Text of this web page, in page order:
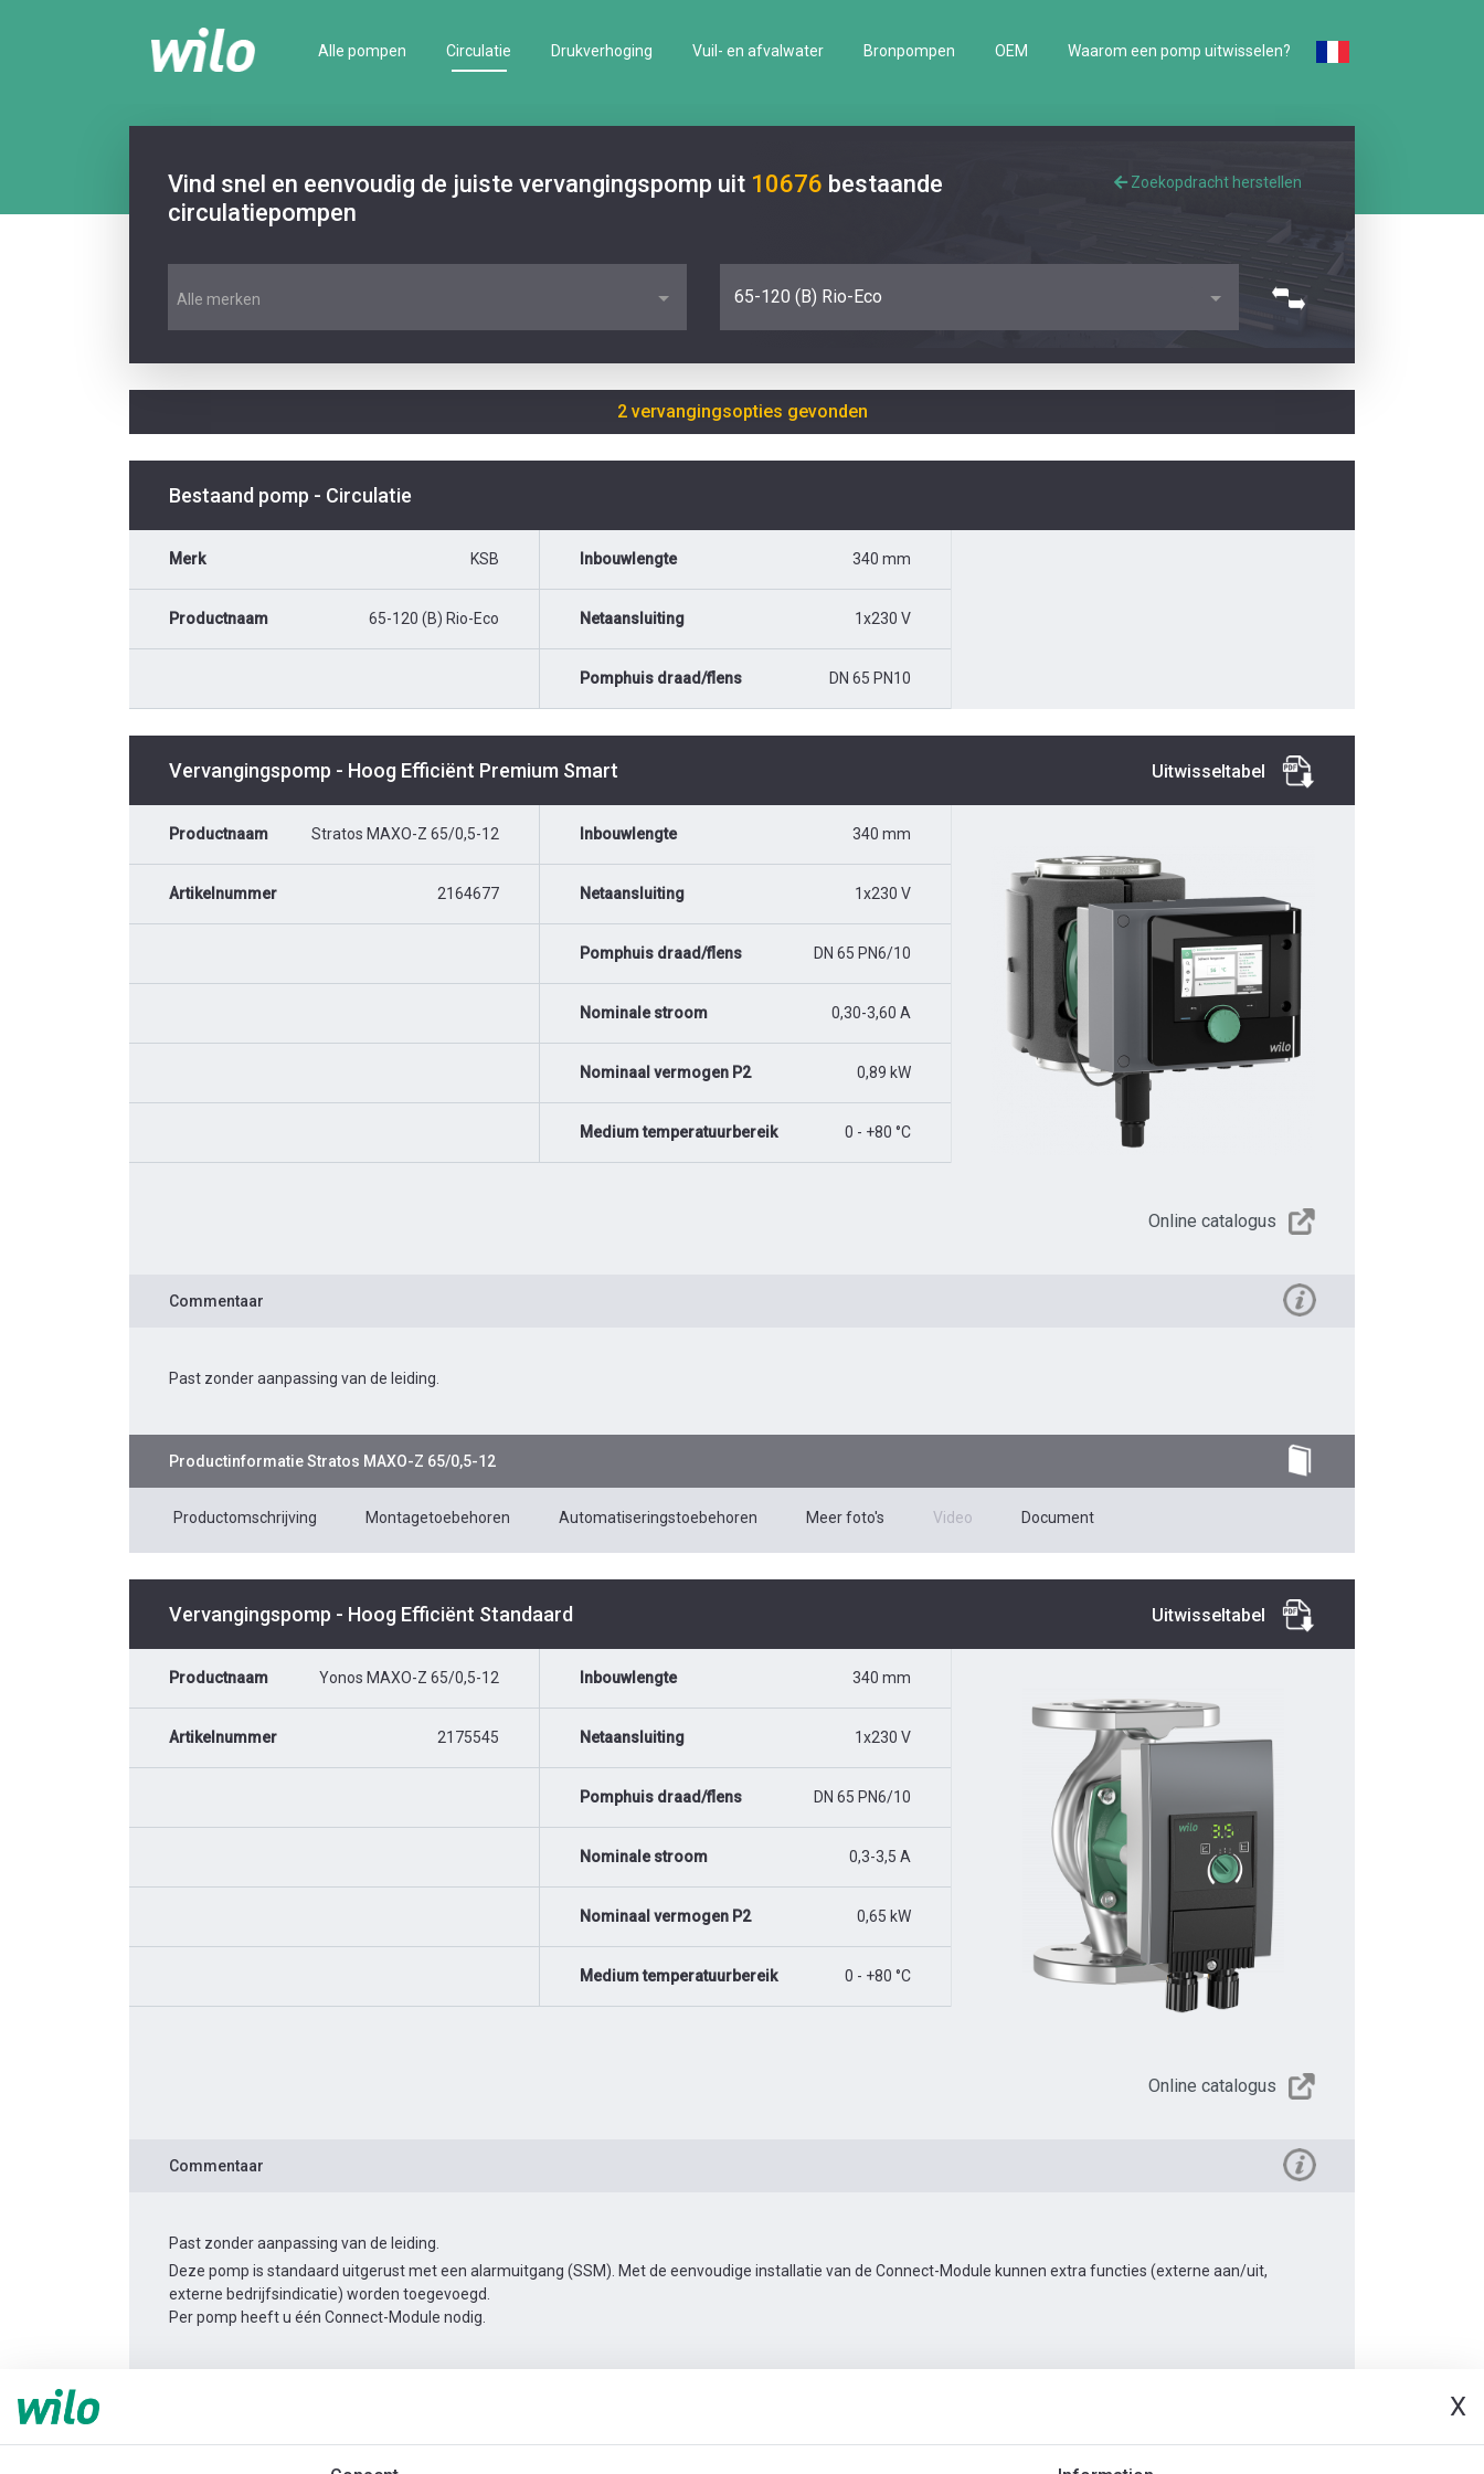
X
Alle pompen Circulatie Drukverhoging Vuil- en afvalwater Bronpompen OEM Waarom een pomp uitwisselen?
Vind snel en eenvoudig de juiste vervangingspomp uit 10676 bestaande
circulatiepompen
Zoekopdracht herstellen
Alle merken 65-120 (B) Rio-Eco
2 vervangingsopties gevonden
Bestaand pomp - Circulatie
Merk KSB
Productnaam 65-120 (B) Rio-Eco
Inbouwlengte 340 mm
Netaansluiting 1x230 V
Pomphuis draad/flens DN 65 PN10
Vervangingspomp - Hoog Efficiënt Premium Smart Uitwisseltabel
Productnaam Stratos MAXO-Z 65/0,5-12
Artikelnummer 2164677
Inbouwlengte 340 mm
Netaansluiting 1x230 V
Pomphuis draad/flens DN 65 PN6/10
Nominale stroom 0,30-3,60 A
Nominaal vermogen P2 0,89 kW
Medium temperatuurbereik 0 - +80 °C
Online catalogus
Commentaar
Past zonder aanpassing van de leiding.
ProductinformatieStratos MAXO-Z 65/0,5-12
Productomschrijving Montagetoebehoren Automatiseringstoebehoren Meer foto's Video Document
Vervangingspomp - Hoog Efficiënt Standaard Uitwisseltabel
Productnaam Yonos MAXO-Z 65/0,5-12
Artikelnummer 2175545
Inbouwlengte 340 mm
Netaansluiting 1x230 V
Pomphuis draad/flens DN 65 PN6/10
Nominale stroom 0,3-3,5 A
Nominaal vermogen P2 0,65 kW
Medium temperatuurbereik 0 - +80 °C
Online catalogus
Commentaar
Past zonder aanpassing van de leiding.
Deze pomp is standaard uitgerust met een alarmuitgang (SSM). Met de eenvoudige installatie van de Connect-Module kunnen extra functies (externe aan/uit,
externe bedrijfsindicatie) worden toegevoegd.
Per pomp heeft u één Connect-Module nodig.